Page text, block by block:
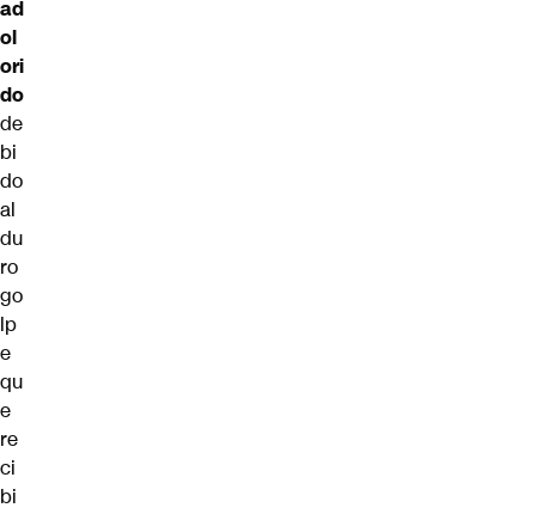
ad
ol
ori
do
de
bi
do
al
du
ro
go
lp
e
qu
e
re
ci
bi